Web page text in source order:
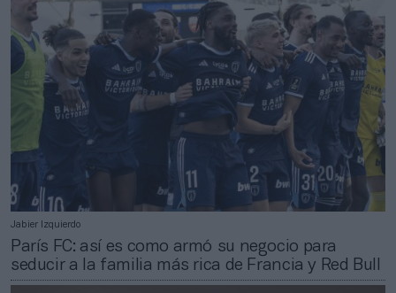
Jabier Izquierdo
París FC: así es como armó su negocio para
seducir a la familia más rica de Francia y Red Bull